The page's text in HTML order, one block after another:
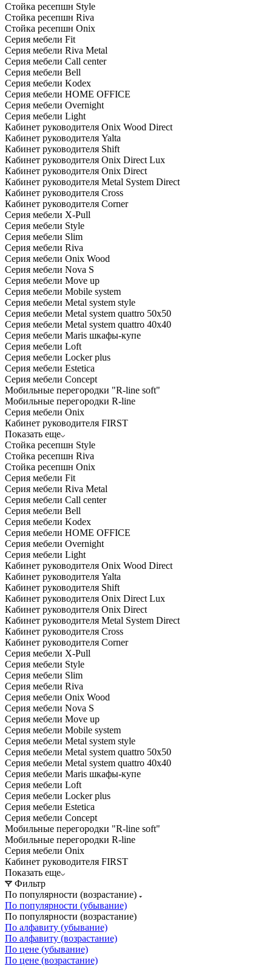
Стойка ресепшн Style
Стойка ресепшн Riva
Стойка ресепшн Onix
Серия мебели Fit
Серия мебели Riva Metal
Серия мебели Call center
Серия мебели Bell
Серия мебели Kodex
Серия мебели HOME OFFICE
Серия мебели Overnight
Серия мебели Light
Кабинет руководителя Onix Wood Direct
Кабинет руководителя Yalta
Кабинет руководителя Shift
Кабинет руководителя Onix Direct Lux
Кабинет руководителя Onix Direct
Кабинет руководителя Metal System Direct
Кабинет руководителя Cross
Кабинет руководителя Corner
Серия мебели X-Pull
Серия мебели Style
Серия мебели Slim
Серия мебели Riva
Серия мебели Onix Wood
Серия мебели Nova S
Серия мебели Move up
Серия мебели Mobile system
Серия мебели Metal system style
Серия мебели Metal system quattro 50x50
Серия мебели Metal system quattro 40x40
Серия мебели Maris шкафы-купе
Серия мебели Loft
Серия мебели Locker plus
Серия мебели Estetica
Серия мебели Concept
Мобильные перегородки "R-line soft"
Мобильные перегородки R-line
Серия мебели Onix
Кабинет руководителя FIRST
Показать еще
Стойка ресепшн Style
Стойка ресепшн Riva
Стойка ресепшн Onix
Серия мебели Fit
Серия мебели Riva Metal
Серия мебели Call center
Серия мебели Bell
Серия мебели Kodex
Серия мебели HOME OFFICE
Серия мебели Overnight
Серия мебели Light
Кабинет руководителя Onix Wood Direct
Кабинет руководителя Yalta
Кабинет руководителя Shift
Кабинет руководителя Onix Direct Lux
Кабинет руководителя Onix Direct
Кабинет руководителя Metal System Direct
Кабинет руководителя Cross
Кабинет руководителя Corner
Серия мебели X-Pull
Серия мебели Style
Серия мебели Slim
Серия мебели Riva
Серия мебели Onix Wood
Серия мебели Nova S
Серия мебели Move up
Серия мебели Mobile system
Серия мебели Metal system style
Серия мебели Metal system quattro 50x50
Серия мебели Metal system quattro 40x40
Серия мебели Maris шкафы-купе
Серия мебели Loft
Серия мебели Locker plus
Серия мебели Estetica
Серия мебели Concept
Мобильные перегородки "R-line soft"
Мобильные перегородки R-line
Серия мебели Onix
Кабинет руководителя FIRST
Показать еще
Фильтр
По популярности (возрастание)
По популярности (убывание)
По популярности (возрастание)
По алфавиту (убывание)
По алфавиту (возрастание)
По цене (убывание)
По цене (возрастание)